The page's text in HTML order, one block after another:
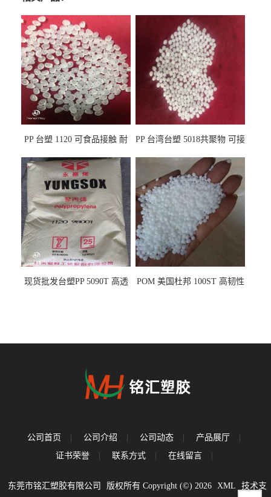
PP 台塑 1120 可食品接触 耐
PP 台湾台塑 5018共聚物 可接
现货批发台塑PP 5090T 高透
POM 美国杜邦 100ST 高韧性
公司首页 | 公司介绍 | 公司动态 | 产品展厅
|
证书荣誉
| 联系方式 | 在线留言 |
东莞市铭汇塑胶有限公司 版权所有 Copyright (©) 2026 XML 技术支